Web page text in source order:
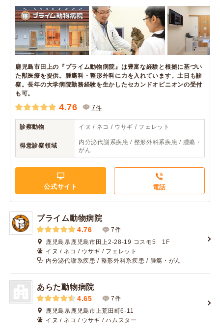
鹿児島市田上の『プライム動物病院』は豊富な経験と根拠に基づい
た獣医療を提供。腫瘍科・整形外科に力を入れています。土日も診
察。長年の大学病院勤務経験を生かしたセカンドオピニオンの受付
も可。
4.76 7件
診察動物 イヌ / ネコ / ウサギ / フェレット
得意診察領域
内分泌代謝系疾患 / 整形外科系疾患 / 腫瘍・
がん
公式サイト 電話
プライム動物病院
4.76
7件
鹿児島県鹿児島市田上2-28-19 コスモ5 1F
イヌ / ネコ / ウサギ / フェレット
内分泌代謝系疾患 / 整形外科系疾患 / 腫瘍・がん
あらた動物病院
4.65
7件
鹿児島県鹿児島市上荒田町6-11
イヌ / ネコ / ウサギ / ハムスター